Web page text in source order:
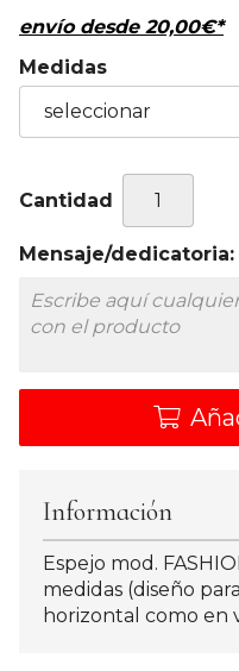
envío desde 20,00€*
Medidas
Cantidad
Mensaje/dedicatoria:
Información
Espejo mod.
medidas (diseño
horizontal como en